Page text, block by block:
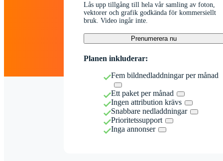
Lås upp tillgång till hela vår samling av foton,
vektorer och grafik godkända för kommersiellt
bruk. Video ingår inte.
Prenumerera nu
Planen inkluderar:
Fem bildnedladdningar per månad
Ett paket per månad
Ingen attribution krävs
Snabbare nedladdningar
Prioritetssupport
Inga annonser